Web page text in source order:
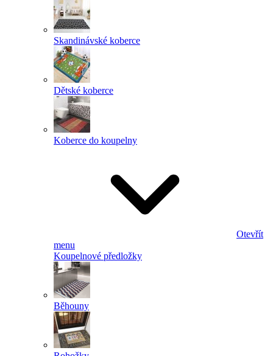
Skandinávské koberce
Dětské koberce
Koberce do koupelny
Otevřít
menu
Koupelnové předložky
Běhouny